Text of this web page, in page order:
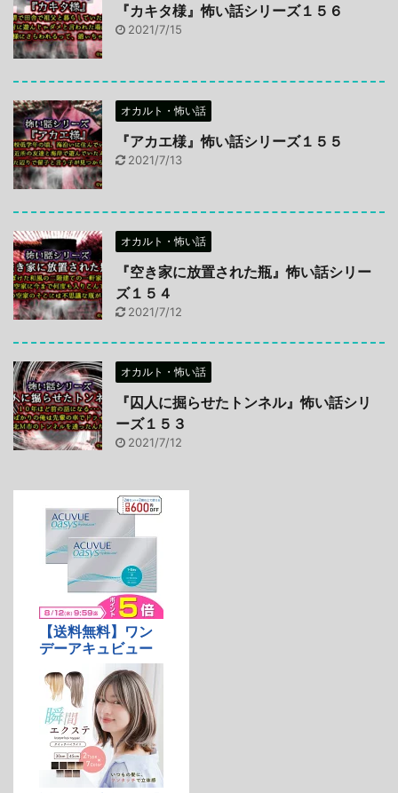
『カキタ様』怖い話シリーズ１５６
2021/7/15
オカルト・怖い話
『アカエ様』怖い話シリーズ１５５
2021/7/13
オカルト・怖い話
『空き家に放置された瓶』怖い話シリー
ズ１５４
2021/7/12
オカルト・怖い話
『囚人に掘らせたトンネル』怖い話シリ
ーズ１５３
2021/7/12